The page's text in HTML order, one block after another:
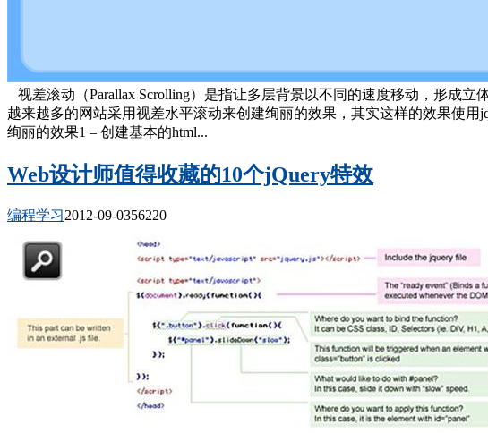
视差滚动（Parallax Scrolling）是指让多层背景以不同的速度移动，形成
越来越多的网站采用视差水平滚动来创建绚丽的效果，其实这样的效果使
绚丽的效果1 – 创建基本的html...
Web设计师值得收藏的10个jQuery特效
编程学习2012-09-0356220